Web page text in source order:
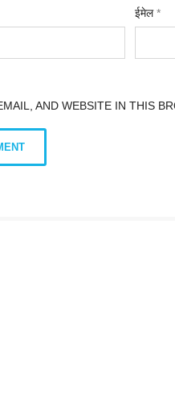
ईमेल*
AND WEBSITE IN THIS